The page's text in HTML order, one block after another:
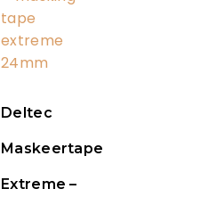
Deltec
Maskeertape
Extreme –